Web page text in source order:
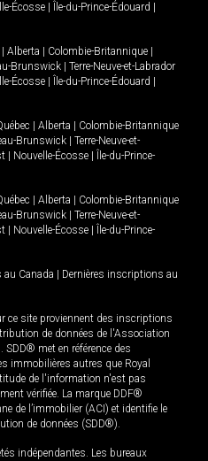
Écosse Île-du-Prince-Édouard
Alberta Colombie-Britannique
Brunswick
Terre-Neuve-et-Labrador
Écosse Île-du-Prince-Édouard
Alberta
Colombie-Britannique
Brunswick
Terre-Neuve-et-
Nouvelle-Écosse
Île-du-Prince-
Alberta
Colombie-Britannique
Brunswick
Terre-Neuve-et-
Nouvelle-Écosse
Île-du-Prince-
au Canada
Dernières inscriptions au
ce site proviennent des inscriptions
de données de l'Association
SDD® met en référence des
immobilières autres que Royal
de l'information n'est pas
vérifiée. La marque DDF®
de l’immobilier (ACI) et identifie le
de données (SDD®).
indépendantes. Les bureaux